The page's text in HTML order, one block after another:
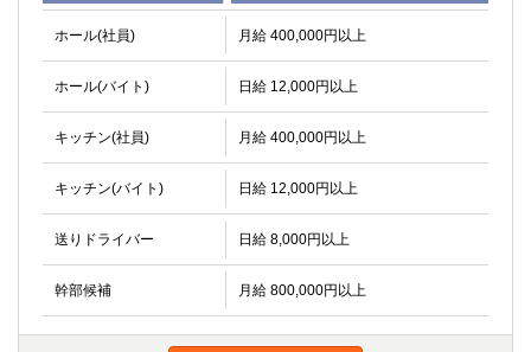
ホール(社員) 月給 400,000円以上
ホール(バイト) 日給 12,000円以上
キッチン(社員) 月給 400,000円以上
キッチン(バイト) 日給 12,000円以上
送りドライバー 日給 8,000円以上
幹部候補 月給 800,000円以上